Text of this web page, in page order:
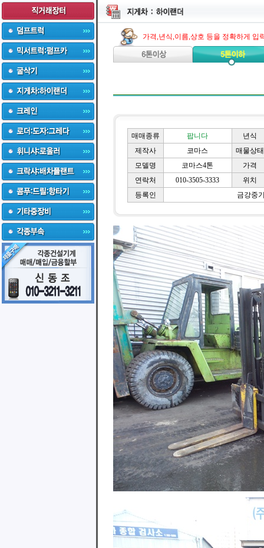
가격,년식,이름,상호 등을 정확하게 입
매매종류 팝니다
년식
제작사
코마스
매물상태
모델명
코마스4톤
가격
연락처
010-3505-3333
위치
등록인
금강중